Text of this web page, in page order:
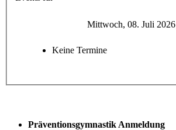
Mittwoch, 08. Juli 2026
Keine Termine
Präventionsgymnastik Anmeldung